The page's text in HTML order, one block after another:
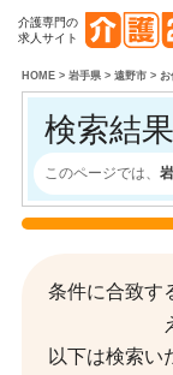
介護専門の
求人サイト
HOME> 岩手県> 遠野市> お
検索結
このページでは、
条件に合致す
以下は検索い